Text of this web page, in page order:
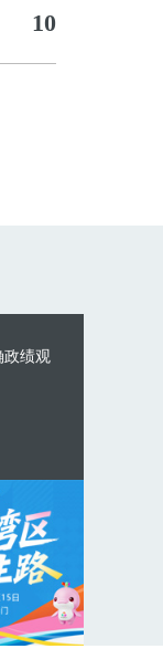
10
政绩观